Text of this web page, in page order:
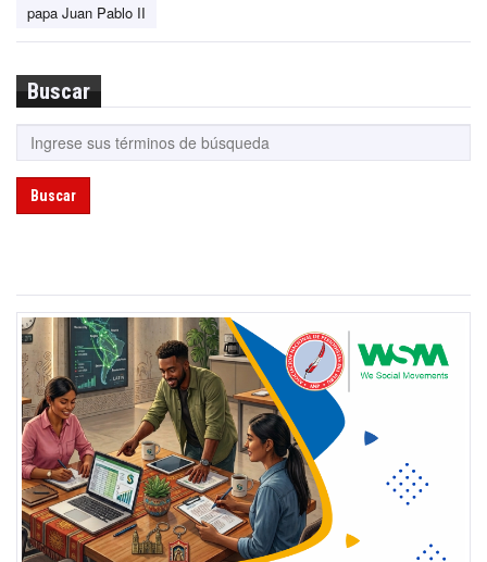
papa Juan Pablo II
Buscar
Buscar